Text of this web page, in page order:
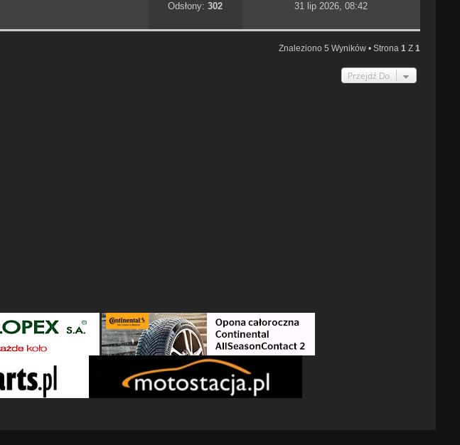
Odsłony:302
31 lip 2026, 08:42
Znaleziono 5 Wyników • Strona1 Z1
Przejdź Do